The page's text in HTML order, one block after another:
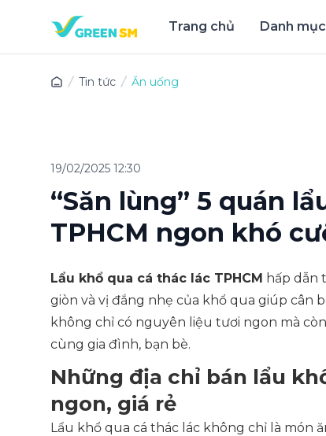
Trang chủ Danh mục
Tin tức Ăn uống
19/02/2025 12:30
“Săn lùng” 5 quán
TPHCM ngon khó
Lẩu khổ qua cá thác lác TPHCM hấp dẫn
giòn và vị đắng nhẹ của khổ qua giúp cân
không chỉ có nguyên liệu tươi ngon mà
cùng gia đình, bạn bè.
Những địa chỉ bán lẩu
ngon, giá rẻ
Lẩu khổ qua cá thác lác không chỉ là món